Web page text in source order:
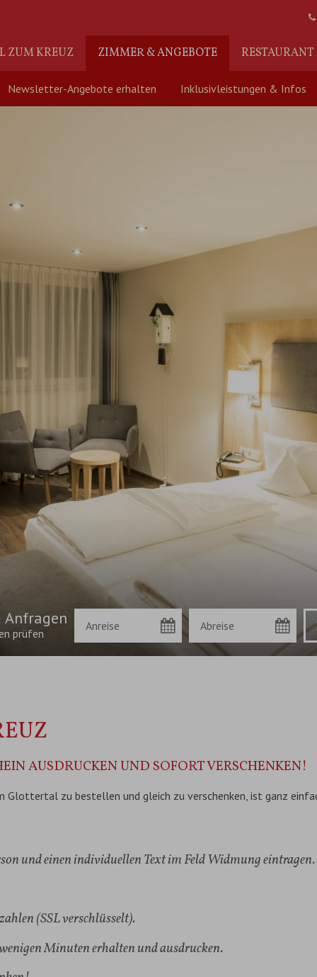
ZUM KREUZ ZIMMER & ANGEBOTE RESTAURANT
Newsletter-Angebote erhalten Inklusivleistungen & Infos
Anfragen
prüfen
Anreise Abreise
AUSDRUCKEN UND SOFORT VERSCHENKEN!
Glottertal zu bestellen und gleich zu verschenken, ist ganz
und einen individuellen Text im Feld Widmung eintragen.
(SSL verschlüsselt).
Minuten erhalten und ausdrucken.